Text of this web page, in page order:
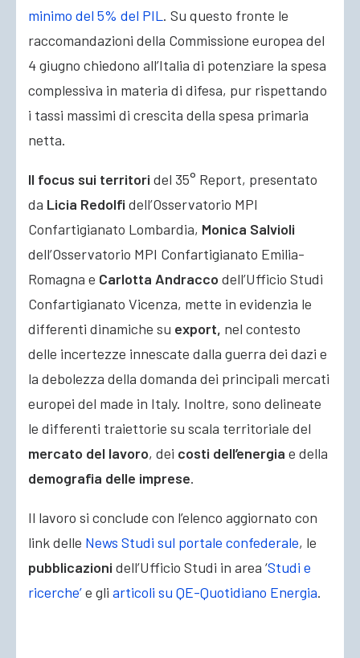
minimo del 5% del PIL. Su questo fronte le
raccomandazioni della Commissione europea del
4 giugno chiedono all’Italia di potenziare la spesa
complessiva in materia di difesa, pur rispettando
i tassi massimi di crescita della spesa primaria
netta.
Il focus sui territori del 35° Report, presentato
da Licia Redolfi dell’Osservatorio MPI
Confartigianato Lombardia, Monica Salvioli
dell’Osservatorio MPI Confartigianato Emilia-
Romagna e Carlotta Andracco dell’Ufficio Studi
Confartigianato Vicenza, mette in evidenzia le
differenti dinamiche su export, nel contesto
delle incertezze innescate dalla guerra dei dazi e
la debolezza della domanda dei principali mercati
europei del made in Italy. Inoltre, sono delineate
le differenti traiettorie su scala territoriale del
mercato del lavoro, dei costi dell’energia e della
demografia delle imprese.
Il lavoro si conclude con l’elenco aggiornato con
link delle News Studi sul portale confederale, le
pubblicazioni dell’Ufficio Studi in area ‘Studi e
ricerche’e gli articoli su QE-Quotidiano Energia.